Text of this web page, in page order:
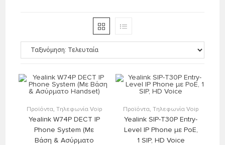
Προϊόντα, Τηλεφωνία Voip
Yealink W74P DECT IP
Phone System (Με
Βάση & Ασύρματο
Προϊόντα,Τηλεφωνία Voip
Yealink SIP-T30P Entry-
Level IP Phone με PoE,
1 SIP, HD Voice